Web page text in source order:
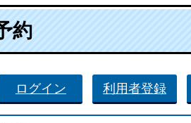
約
ログイン 利用者登録